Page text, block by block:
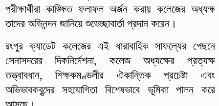
পরীক্ষার্থীরা কাঙ্ক্ষিত ফলাফল অর্জন করায় কলেজের অধ্যক্ষ
তাদের অভিনন্দন জানিয়ে শুভেচ্ছাবার্তা প্রদান করেন।
রংপুর ক্যাডেট কলেজের এই ধারাবাহিক সাফল্যের পেছনে
সেনাসদরের দিকনির্দেশনা, কলেজ অধ্যক্ষের প্রত্যক্ষ
তত্ত্বাবধান, শিক্ষকমণ্ডলীর ঐকান্তিক প্রচেষ্টা এবং
অভিভাবকবৃন্দের সহযোগিতা বিশেষভাবে ভূমিকা পালন করে